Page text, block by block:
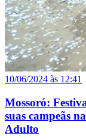
10/06/2024 às 12:41
Mossoró:
suas campeãs
Adulto